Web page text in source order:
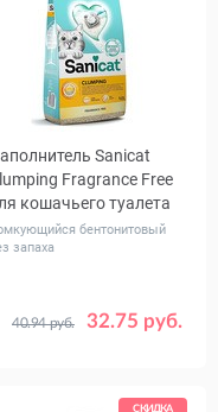
Sanicat
Fragrance Free
кошачьего туалета
бентонитовый
запаха
32.75 руб.
40.94 руб.
8 10 16
СКИДКА